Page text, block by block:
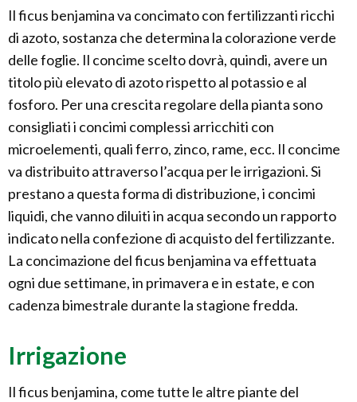
Il ficus benjamina va concimato con fertilizzanti ricchi
di azoto, sostanza che determina la colorazione verde
delle foglie. Il concime scelto dovrà, quindi, avere un
titolo più elevato di azoto rispetto al potassio e al
fosforo. Per una crescita regolare della pianta sono
consigliati i concimi complessi arricchiti con
microelementi, quali ferro, zinco, rame, ecc. Il concime
va distribuito attraverso l’acqua per le irrigazioni. Si
prestano a questa forma di distribuzione, i concimi
liquidi, che vanno diluiti in acqua secondo un rapporto
indicato nella confezione di acquisto del fertilizzante.
La concimazione del ficus benjamina va effettuata
ogni due settimane, in primavera e in estate, e con
cadenza bimestrale durante la stagione fredda.
Irrigazione
Il ficus benjamina, come tutte le altre piante del